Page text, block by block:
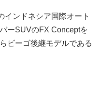
インドネシア国際オート
ーSUVのFX Conceptを
ビーゴ後継モデルである